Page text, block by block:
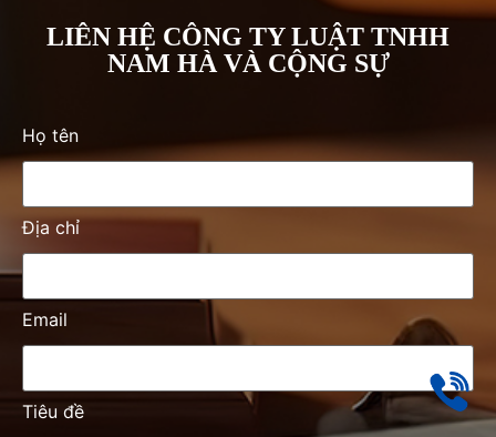
LIÊN HỆ CÔNG TY LUẬT TNHH
NAM HÀ VÀ CỘNG SỰ
Họ tên
Địa chỉ
Email
Tiêu đề